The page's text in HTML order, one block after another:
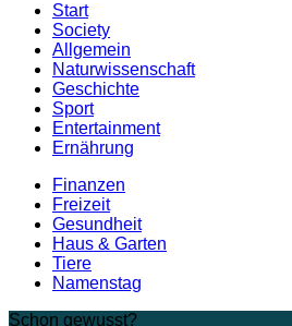
Start
Society
Allgemein
Naturwissenschaft
Geschichte
Sport
Entertainment
Ernährung
Finanzen
Freizeit
Gesundheit
Haus & Garten
Tiere
Namenstag
Schon gewusst?